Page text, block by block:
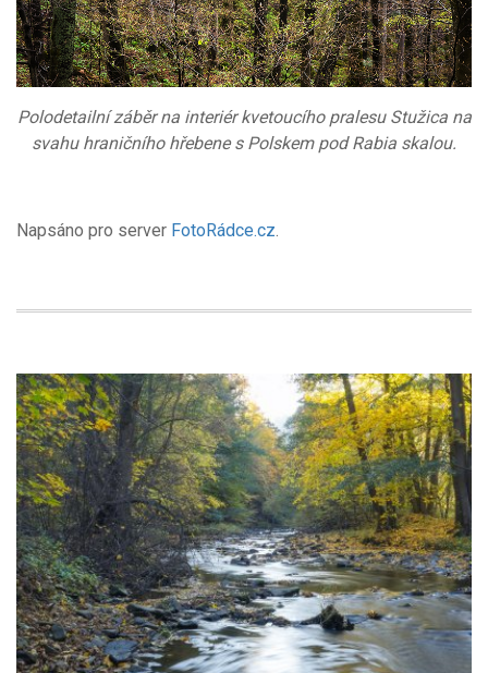
Polodetailní záběr na interiér kvetoucího pralesu Stužica na
svahu hraničního hřebene s Polskem pod Rabia skalou.
Napsáno pro server FotoRádce.cz